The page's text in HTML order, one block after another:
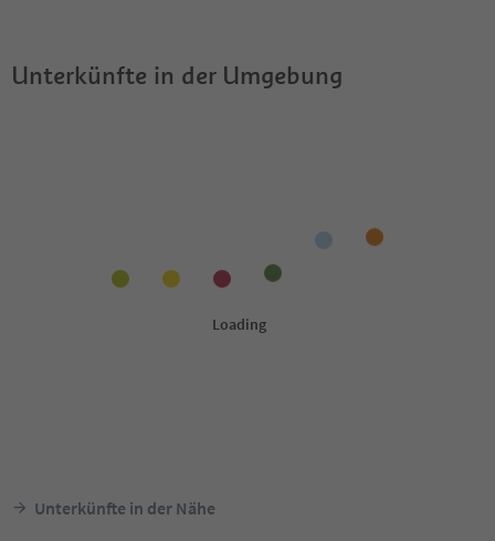
Unterkünfte in der Umgebung
Unterkünfte in der Nähe